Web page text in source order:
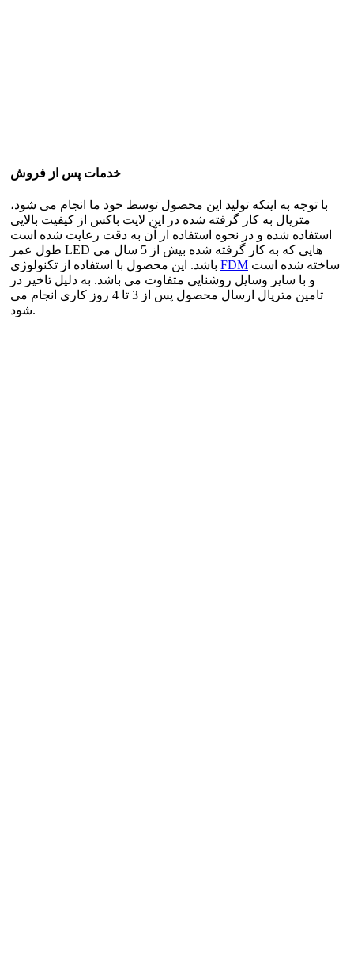
خدمات پس از فروش
با توجه به اینکه تولید این محصول توسط خود ما انجام می شود،
متریال به کار گرفته شده در این لایت باکس از کیفیت بالایی
استفاده شده و در نحوه استفاده از آن به دقت رعایت شده است
طول عمر LED هایی که به کار گرفته شده بیش از 5 سال می
FDM
و با سایر وسایل روشنایی متفاوت می باشد. به دلیل تاخیر در
تامین متریال ارسال محصول پس از 3 تا 4 روز کاری انجام می
شود.